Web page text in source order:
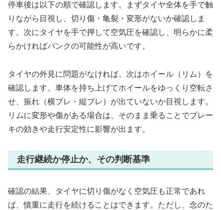
停車後は以下の順で確認します。まずタイヤ全体を手で触
りながら目視し、切り傷・亀裂・変形がないか確認しま
す。次にタイヤを手で押して空気圧を確認し、明らかに柔
らかければパンクの可能性が高いです。
タイヤの外見に問題がなければ、次はホイール（リム）を
確認します。車体を持ち上げてホイールをゆっくり空転さ
せ、振れ（横ブレ・縦ブレ）が出ていないか目視します。
リムに変形や傷がある場合は、そのまま乗ることでブレー
キの効きや走行安定性に影響が出ます。
走行継続か停止か、その判断基準
確認の結果、タイヤに切り傷がなく空気圧も正常であれ
ば、慎重に走行を続けることはできます。ただし、念のた